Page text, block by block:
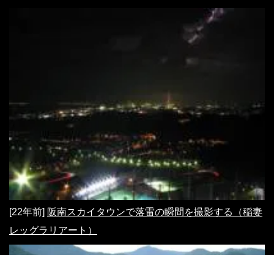
[22年前] 阪南スカイタウンで落雷の瞬間を撮影する（稲妻
レッグラリアート）